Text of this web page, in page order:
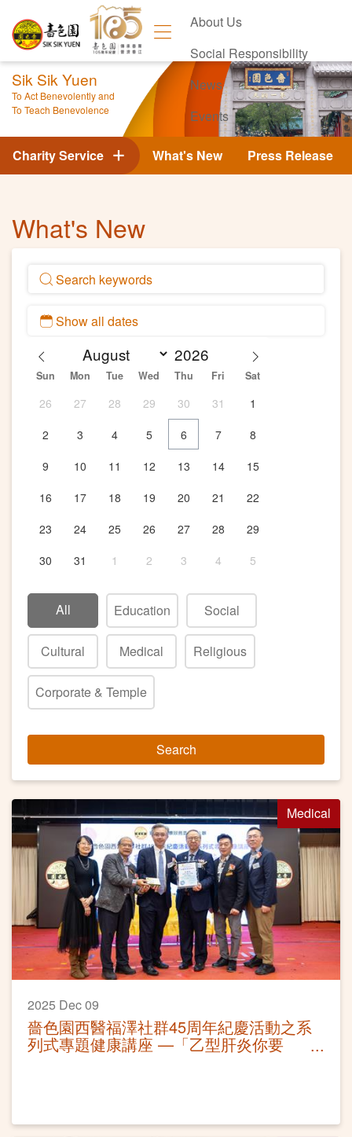
About Us
Social Responsibility
News
Events
Contact Us
Sik Sik Yuen
To Act Benevolently and
To Teach Benevolence
What's New Press Release
Charity Service
What's New
Sun Mon Tue Wed Thu Fri Sat
26 27 28 29 30 31
1
2
3 4 5 6 7
8
9
10 11 12 13 14
15
16
17 18 19 20 21
22
23
24 25 26 27 28
29
30
31 1 2 3 4 5
All Education Social
Cultural Medical Religious
Corporate & Temple
Search
Medical
2025 Dec 09
嗇色園西醫福澤社群45周年紀慶活動之系
列式專題健康講座 —「乙型肝炎你要